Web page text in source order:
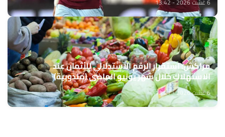
مراكش: استقرار الرقم الاستدلالي للأثمان عند
الاستهلاك خلال شهر يونيو الماضي (مندوبية)
6 غشت 2026 - 13:21